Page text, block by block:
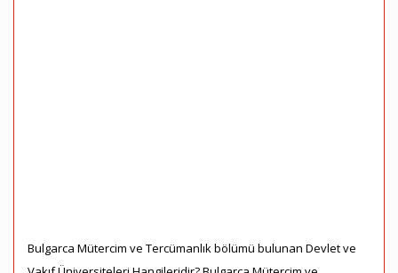
Bulgarca Mütercim ve Tercümanlık bölümü bulunan Devlet ve